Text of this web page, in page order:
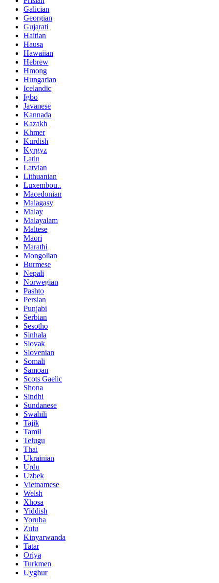
Galician
Georgian
Gujarati
Haitian
Hausa
Hawaiian
Hebrew
Hmong
Hungarian
Icelandic
Igbo
Javanese
Kannada
Kazakh
Khmer
Kurdish
Kyrgyz
Latin
Latvian
Lithuanian
Luxembou..
Macedonian
Malagasy
Malay
Malayalam
Maltese
Maori
Marathi
Mongolian
Burmese
Nepali
Norwegian
Pashto
Persian
Punjabi
Serbian
Sesotho
Sinhala
Slovak
Slovenian
Somali
Samoan
Scots Gaelic
Shona
Sindhi
Sundanese
Swahili
Tajik
Tamil
Telugu
Thai
Ukrainian
Urdu
Uzbek
Vietnamese
Welsh
Xhosa
Yiddish
Yoruba
Zulu
Kinyarwanda
Tatar
Oriya
Turkmen
Uyghur